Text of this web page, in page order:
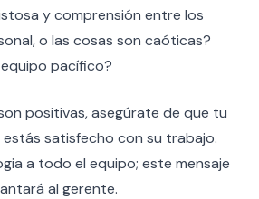
y comprensión entre los
o las cosas son caóticas?
pacífico?
positivas, asegúrate de que tu
satisfecho con su trabajo.
a todo el equipo; este mensaje
al gerente.